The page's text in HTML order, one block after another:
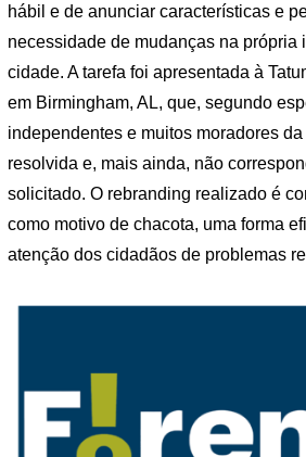
hábil e de anunciar características e
necessidade de mudanças na própria
cidade. A tarefa foi apresentada à
em Birmingham, AL, que, segundo
independentes e muitos moradores
resolvida e, mais ainda, não
solicitado. O rebranding realizado é
como motivo de chacota, uma forma
atenção dos cidadãos de problemas